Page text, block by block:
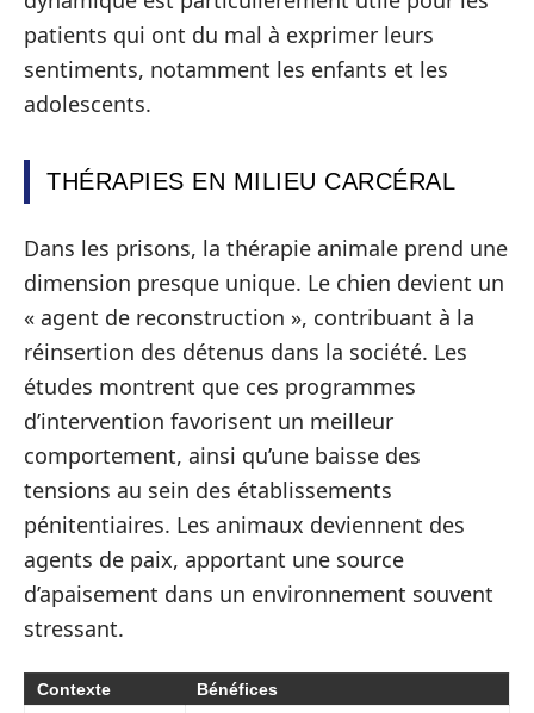
patients qui ont du mal à exprimer leurs
sentiments, notamment les enfants et les
adolescents.
THÉRAPIES EN MILIEU CARCÉRAL
Dans les prisons, la thérapie animale prend une
dimension presque unique. Le chien devient un
« agent de reconstruction », contribuant à la
réinsertion des détenus dans la société. Les
études montrent que ces programmes
d’intervention favorisent un meilleur
comportement, ainsi qu’une baisse des
tensions au sein des établissements
pénitentiaires. Les animaux deviennent des
agents de paix, apportant une source
d’apaisement dans un environnement souvent
stressant.
Contexte Bénéfices